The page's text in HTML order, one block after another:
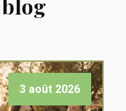
3 août 2026